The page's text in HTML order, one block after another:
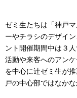
ゼミ生たちは「神戸
ーやチラシのデザイ
ント開催期間中は３
活動や来客へのアン
を中心に辻ゼミ生が
戸の中心部ではなか